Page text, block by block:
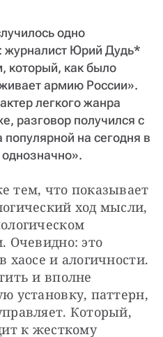
одно
Юрий Дудь*
который, как было
армию России».
легкого жанра
разговор получился с
на сегодня в
тем, что показывает
ход мысли,
Очевидно: это
хаосе и алогичности.
и вполне
установку, паттерн,
Который,
к жесткому